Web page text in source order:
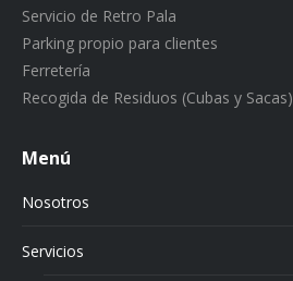
Servicio de Retro Pala
Parking propio para clientes
Ferretería
Recogida de Residuos (Cubas y Sacas)
Menú
Nosotros
Servicios